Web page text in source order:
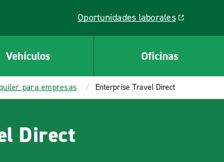
Oportunidades laborales
Link opens in a new window
Vehículos Oficinas
para empresas Enterprise Travel Direct
Direct